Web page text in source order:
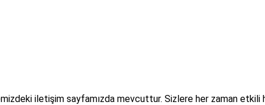
iletişim sayfamızda mevcuttur. Sizlere her zaman etkili